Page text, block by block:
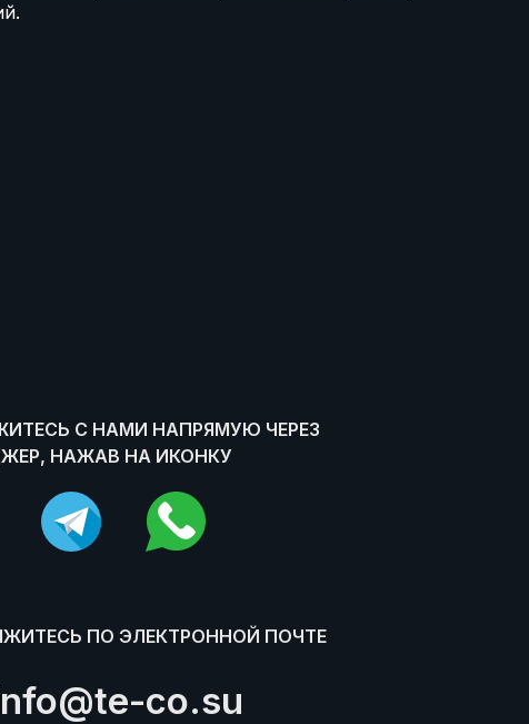
co.su
ПО ЭЛЕКТРОННОЙ ПОЧТЕ
С НАМИ НАПРЯМУЮ ЧЕРЕЗ
НАЖАВ НА ИКОНКУ